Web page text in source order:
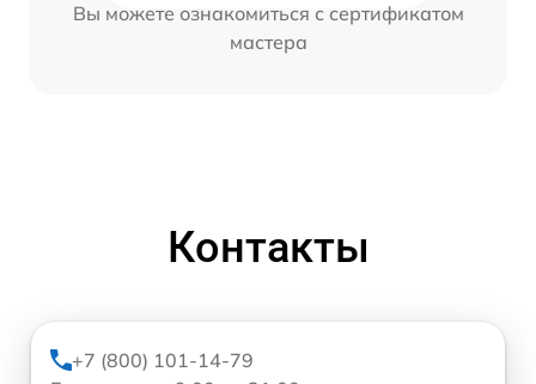
Вы можете ознакомиться с сертификатом
мастера
Контакты
+7 (800) 101-14-79